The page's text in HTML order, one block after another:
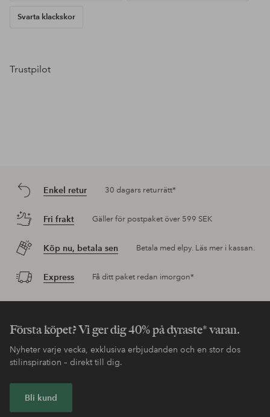
Svarta klackskor
Trustpilot
Enkel retur 30 dagars returrätt*
Fri frakt Gäller för postpaket över 599 SEK
Köp nu, betala sen Betala med elpy. Läs mer i kassan.
Express Få ditt paket redan imorgon*
Första köpet? Vi ger dig 40% på dyraste* varan.
Nyheter varje vecka, exklusiva erbjudanden och en stor dos
stilinspiration – direkt till dig.
Bli kund